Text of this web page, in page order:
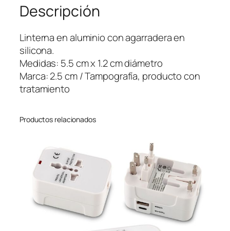
L
o
o
p
c
a
n
d
Descripción
Linterna en aluminio con agarradera en
silicona.
Medidas: 5.5 cm x 1.2 cm diámetro
Marca: 2.5 cm / Tampografía, producto con
tratamiento
Productos relacionados